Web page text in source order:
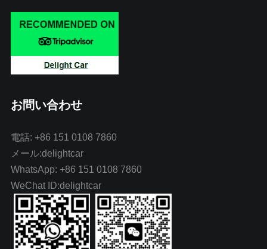
お問い合わせ
電話: +86 151 0108 7860
メール:delightcar
WhatsApp: +86 151 0108 7860
WeChat ID:delightcar